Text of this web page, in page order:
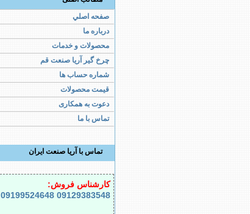
صفحه اصلي
درباره ما
محصولات و خدمات
چرخ گیر آریا صنعت قم
شماره حساب ها
قیمت محصولات
دعوت به همکاری
تماس با ما
تماس با آریا صنعت ایران
کارشناس فروش:
09129383548
09199524648